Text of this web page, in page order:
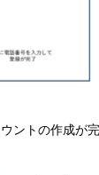
ントの作成が完